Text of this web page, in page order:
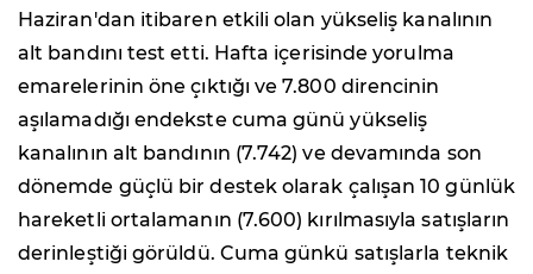
Haziran'dan itibaren etkili olan yükseliş kanalının
alt bandını test etti. Hafta içerisinde yorulma
emarelerinin öne çıktığı ve 7.800 direncinin
aşılamadığı endekste cuma günü yükseliş
kanalının alt bandının (7.742) ve devamında son
dönemde güçlü bir destek olarak çalışan 10 günlük
hareketli ortalamanın (7.600) kırılmasıyla satışların
derinleştiği görüldü. Cuma günkü satışlarla teknik